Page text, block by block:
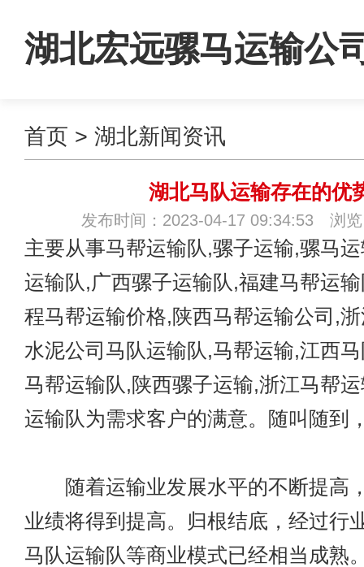
湖北宏远骡马运输公
首页 > 湖北新闻资讯
湖北马队运输存在的优
发布时间：2023-04-17 09:34:53 浏览
主要从事马帮运输队,骡子运输,骡马
运输队,广西骡子运输队,福建马帮运
程马帮运输价格,陕西马帮运输公司,
水泥公司马队运输队,马帮运输,江西
马帮运输队,陕西骡子运输,浙江马帮
运输队为需求客户的满意。随叫随到
随着运输业发展水平的不断提高
业绩将得到提高。归根结底，经过行
马队运输队等商业模式已经相当成熟